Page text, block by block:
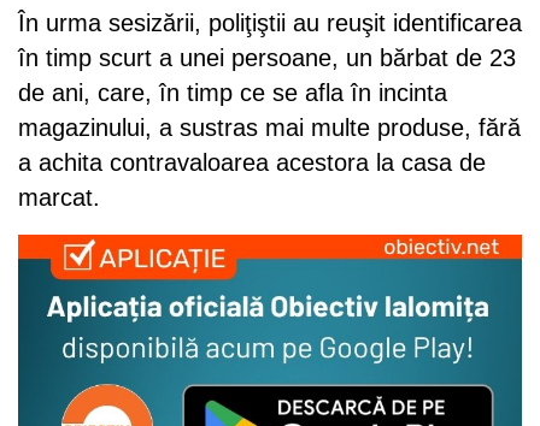
În urma sesizării, poliţiştii au reuşit identificarea
în timp scurt a unei persoane, un bărbat de 23
de ani, care, în timp ce se afla în incinta
magazinului, a sustras mai multe produse, fără
a achita contravaloarea acestora la casa de
marcat.